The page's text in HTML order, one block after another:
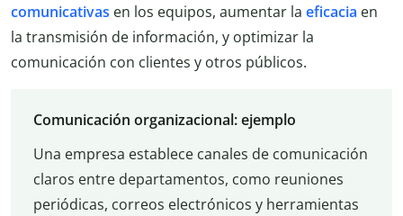
comunicativas en los equipos, aumentar la eficacia en
la transmisión de información, y optimizar la
comunicación con clientes y otros públicos.
Comunicación organizacional: ejemplo
Una empresa establece canales de comunicación
claros entre departamentos, como reuniones
periódicas, correos electrónicos y herramientas